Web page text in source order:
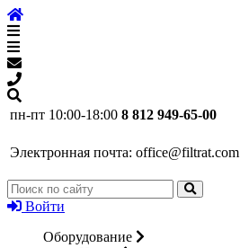
пн-пт 10:00-18:00 8 812 949-65-00
Электронная почта: office@filtrat.com
Войти
Оборудование